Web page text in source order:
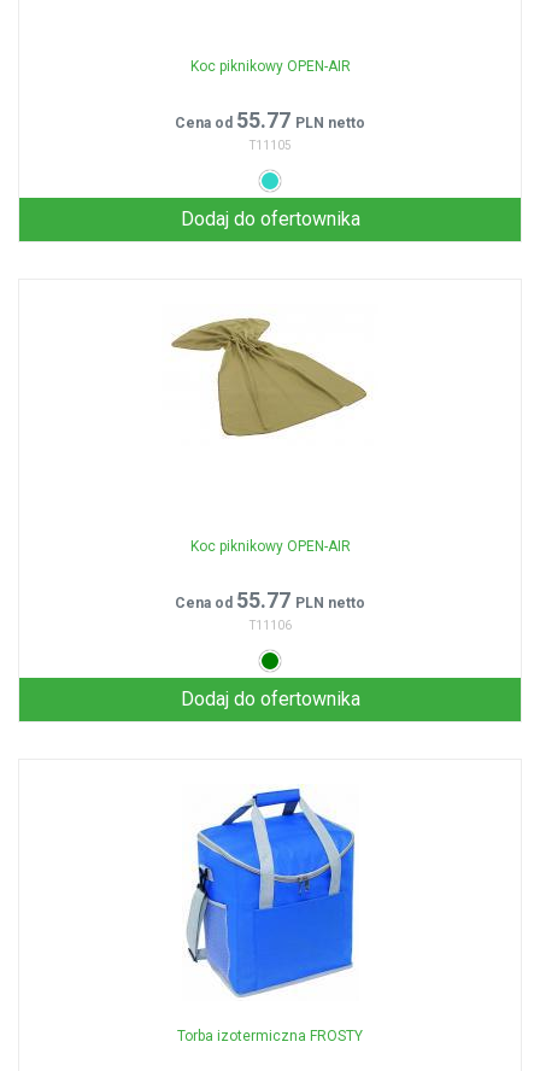
Koc piknikowy OPEN-AIR
Cena od 55.77 PLN netto
T11105
Dodaj do ofertownika
Koc piknikowy OPEN-AIR
Cena od 55.77 PLN netto
T11106
Dodaj do ofertownika
Torba izotermiczna FROSTY